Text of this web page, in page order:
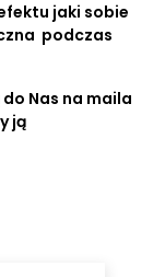
jaki sobie
podczas
Nas na maila
ją